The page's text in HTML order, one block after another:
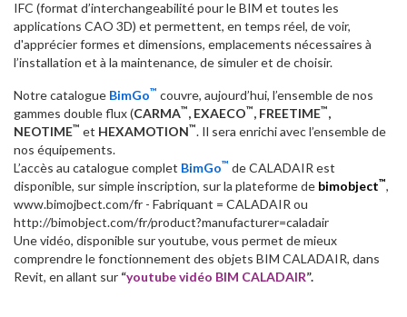
IFC (format d’interchangeabilité pour le BIM et toutes les
applications CAO 3D) et permettent, en temps réel, de voir,
d'apprécier formes et dimensions, emplacements nécessaires à
l’installation et à la maintenance, de simuler et de choisir.
Notre catalogue BimGo™ couvre, aujourd’hui, l’ensemble de nos
gammes double flux (CARMA™, EXAECO™, FREETIME™,
NEOTIME™ et HEXAMOTION™. Il sera enrichi avec l’ensemble de
nos équipements.
L’accès au catalogue complet BimGo™ de CALADAIR est
disponible, sur simple inscription, sur la plateforme de bimobject™,
www.bimojbect.com/fr - Fabriquant = CALADAIR ou
http://bimobject.com/fr/product?manufacturer=caladair
Une vidéo, disponible sur youtube, vous permet de mieux
comprendre le fonctionnement des objets BIM CALADAIR, dans
Revit, en allant sur “youtube vidéo BIM CALADAIR”.